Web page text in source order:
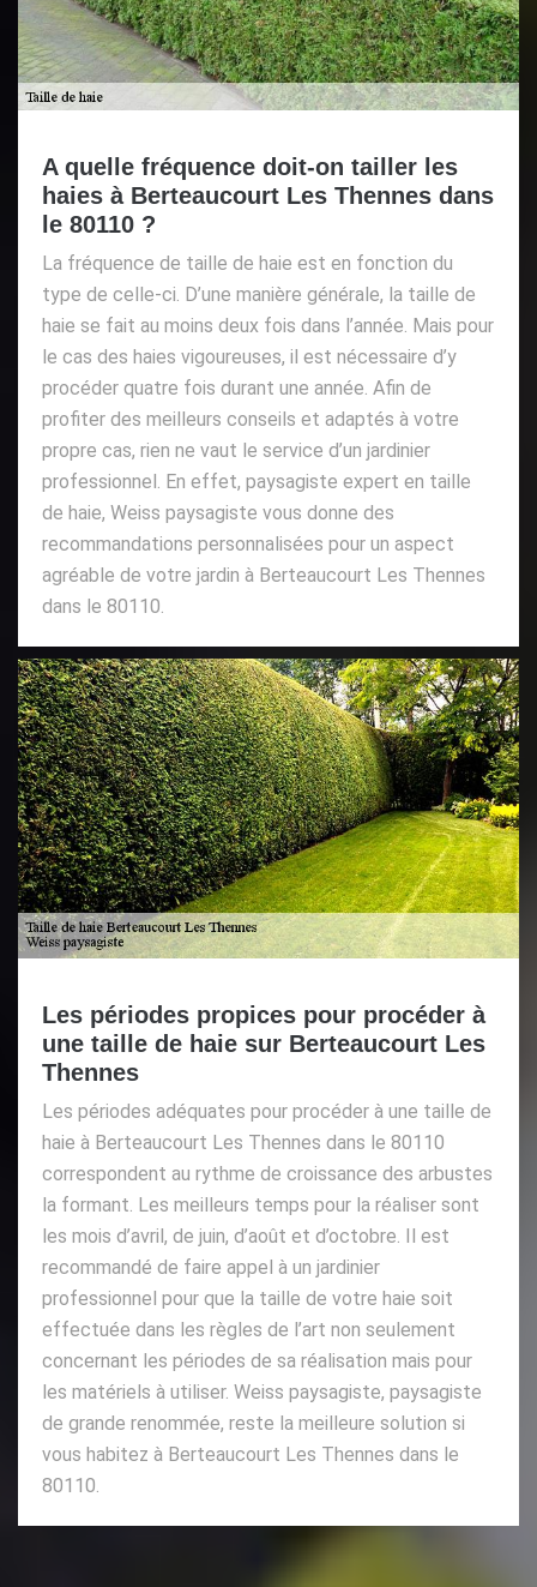
A quelle fréquence doit-on tailler les
haies à Berteaucourt Les Thennes dans
le 80110 ?
La fréquence de taille de haie est en fonction du
type de celle-ci. D’une manière générale, la taille de
haie se fait au moins deux fois dans l’année. Mais pour
le cas des haies vigoureuses, il est nécessaire d’y
procéder quatre fois durant une année. Afin de
profiter des meilleurs conseils et adaptés à votre
propre cas, rien ne vaut le service d’un jardinier
professionnel. En effet, paysagiste expert en taille
de haie, Weiss paysagiste vous donne des
recommandations personnalisées pour un aspect
agréable de votre jardin à Berteaucourt Les Thennes
dans le 80110.
Les périodes propices pour procéder à
une taille de haie sur Berteaucourt Les
Thennes
Les périodes adéquates pour procéder à une taille de
haie à Berteaucourt Les Thennes dans le 80110
correspondent au rythme de croissance des arbustes
la formant. Les meilleurs temps pour la réaliser sont
les mois d’avril, de juin, d’août et d’octobre. Il est
recommandé de faire appel à un jardinier
professionnel pour que la taille de votre haie soit
effectuée dans les règles de l’art non seulement
concernant les périodes de sa réalisation mais pour
les matériels à utiliser. Weiss paysagiste, paysagiste
de grande renommée, reste la meilleure solution si
vous habitez à Berteaucourt Les Thennes dans le
80110.